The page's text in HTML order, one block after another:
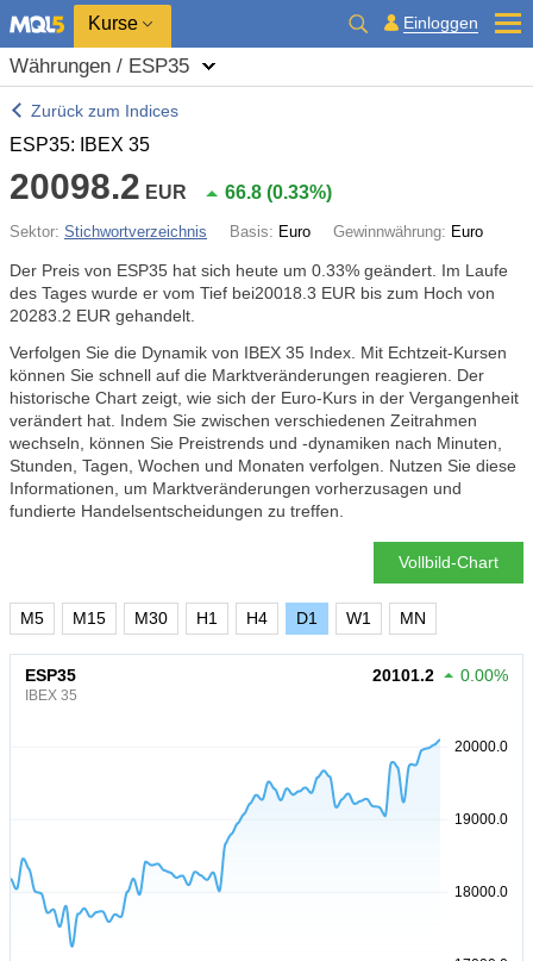
Kurse Einloggen
Währungen / ESP35
Zurück zum Indices
ESP35: IBEX 35
20098.2 EUR 66.8 (0.33%)
Sektor: Stichwortverzeichnis Basis: Euro Gewinnwährung: Euro
Der Preis von ESP35 hat sich heute um 0.33% geändert. Im Laufe
des Tages wurde er vom Tief bei20018.3 EUR bis zum Hoch von
20283.2 EUR gehandelt.
Verfolgen Sie die Dynamik von IBEX 35 Index. Mit Echtzeit-Kursen
können Sie schnell auf die Marktveränderungen reagieren. Der
historische Chart zeigt, wie sich der Euro-Kurs in der Vergangenheit
verändert hat. Indem Sie zwischen verschiedenen Zeitrahmen
wechseln, können Sie Preistrends und -dynamiken nach Minuten,
Stunden, Tagen, Wochen und Monaten verfolgen. Nutzen Sie diese
Informationen, um Marktveränderungen vorherzusagen und
fundierte Handelsentscheidungen zu treffen.
Vollbild-Chart
M5 M15 M30 H1 H4 D1 W1 MN
ESP35
IBEX 35
20101.2 0.00%